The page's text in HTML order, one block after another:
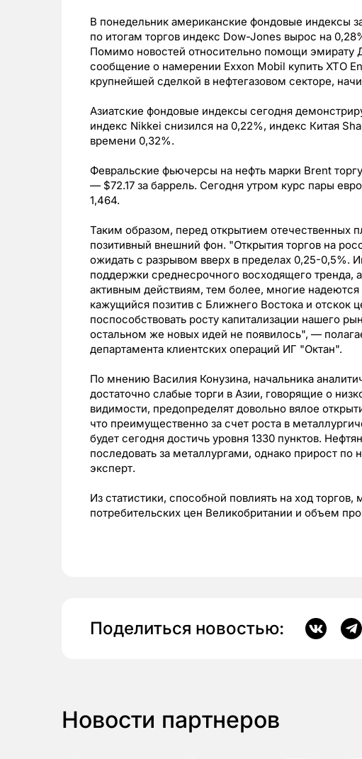
В понедельник американские фондовые индексы
по итогам торгов индекс Dow-Jones вырос на
Помимо новостей относительно помощи эмирату
сообщение о намерении Exxon Mobil купить XTO
крупнейшей сделкой в нефтегазовом секторе,
Азиатские фондовые индексы сегодня
индекс Nikkei снизился на 0,22%, индекс Китая
времени 0,32%.
Февральские фьючерсы на нефть марки Brent
— $72.17 за баррель. Сегодня утром курс пары
1,464.
Таким образом, перед открытием отечественных
позитивный внешний фон. "Открытия торгов на
ожидать с разрывом вверх в пределах 0,25-
поддержки среднесрочного восходящего тренда,
активным действиям, тем более, многие
кажущийся позитив с Ближнего Востока и отскок
поспособствовать росту капитализации нашего
остальном же новых идей не появилось", —
департамента клиентских операций ИГ "Октан".
По мнению Василия Конузина, начальника
достаточно слабые торги в Азии, говорящие о
видимости, предопределят довольно вялое
что преимущественно за счет роста в
будет сегодня достичь уровня 1330 пунктов.
последовать за металлургами, однако прирост
эксперт.
Из статистики, способной повлиять на ход
потребительских цен Великобритании и объем
Поделиться новостью:
Новости партнеров